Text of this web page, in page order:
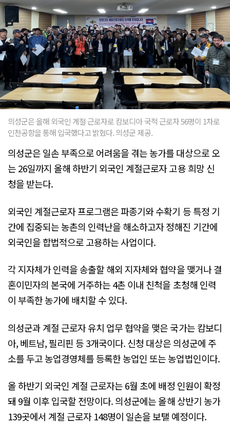
의성군은 올해 외국인 계절 근로자로 캄보디아 국적 근로자 56명이 1차로
인천공항을 통해 입국했다고 밝혔다. 의성군 제공.
의성군은 일손 부족으로 어려움을 겪는 농가를 대상으로 오
는 26일까지 올해 하반기 외국인 계절근로자 고용 희망 신
청을 받는다.
외국인 계절근로자 프로그램은 파종기와 수확기 등 특정 기
간에 집중되는 농촌의 인력난을 해소하고자 정해진 기간에
외국인을 합법적으로 고용하는 사업이다.
각 지자체가 인력을 송출할 해외 지자체와 협약을 맺거나 결
혼이민자의 본국에 거주하는 4촌 이내 친척을 초청해 인력
이 부족한 농가에 배치할 수 있다.
의성군과 계절 근로자 유치 업무 협약을 맺은 국가는 캄보디
아, 베트남, 필리핀 등 3개국이다. 신청 대상은 의성군에 주
소를 두고 농업경영체를 등록한 농업인 또는 농업법인이다.
올 하반기 외국인 계절 근로자는 6월 초에 배정 인원이 확정
돼 9월 이후 입국할 전망이다. 의성군에는 올해 상반기 농가
139곳에서 계절 근로자 148명이 일손을 보탤 예정이다.